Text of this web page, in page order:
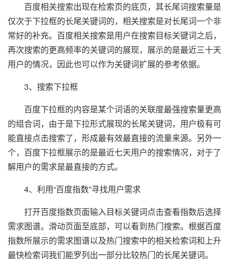
百度相关搜索出现在检索页的底页，其长尾词搜索量是
仅次于下拉框的长尾关键词的，相关搜索是对长尾词一个非
常好的补充。百度相关搜索是用户在搜索目标关键词之后，
再次搜索的更高频率的关键词的展现，展示的是最近三十天
用户的情况，因此也可以作为关键词扩展的参考依据。
3、搜索下拉框
百度下拉框的内容是某个词语的关联度最强搜索量更高
的组合词，由于是下拉形式展现的长尾关键词，用户极有可
能直接点击搜索了，形成最有效最直接的流量来源。另外一
个，百度下拉框展示的是最近七天用户的搜索情况，对于了
解用户的需求是最直接的方式。
4、利用“百度指数”寻找用户需求
打开百度指数页面输入目标关键词点击查看指数后选择
需求图谱。滑动页面至底部，可以看到热门搜索。根据百度
指数所展示的需求图谱以及热门搜索中的相关检索词和上升
最快检索词我们能罗列出一部分比较热门的长尾关键词。